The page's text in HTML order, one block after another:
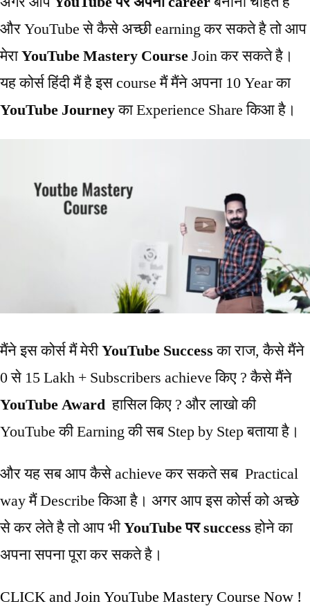
और YouTube से कैसे अच्छी earning कर सकते है तो आप
मेराYouTube Mastery CourseJoin कर सकते है।
यह कोर्स हिंदी मैं है इस course मैं मैंने अपना 10 Year का
YouTube Journeyका Experience Share किआ है।
मैंने इस कोर्स मैं मेरीYouTube Successका राज, कैसे मैंने
0 से 15 Lakh + Subscribers achieve किए ? कैसे मैंने
YouTube Award हासिल किए ? और लाखो की
YouTube की Earning की सब Step by Step बताया है।
और यह सब आप कैसे achieve कर सकते सब Practical
way मैं Describe किआ है। अगर आप इस कोर्स को अच्छे
से कर लेते है तो आप भीYouTube पर successहोने का
अपना सपना पूरा कर सकते है।
CLICK and Join YouTube Mastery Course Now !